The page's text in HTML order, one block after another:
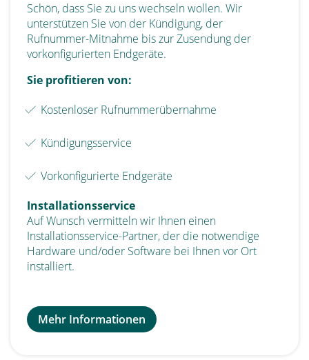
Schön, dass Sie zu uns wechseln wollen. Wir
unterstützen Sie von der Kündigung, der
Rufnummer-Mitnahme bis zur Zusendung der
vorkonfigurierten Endgeräte.
Sie profitieren von:
Kostenloser Rufnummerübernahme
Kündigungsservice
Vorkonfigurierte Endgeräte
Installationsservice
Auf Wunsch vermitteln wir Ihnen einen
Installationsservice-Partner, der die notwendige
Hardware und/oder Software bei Ihnen vor Ort
installiert.
Mehr Informationen